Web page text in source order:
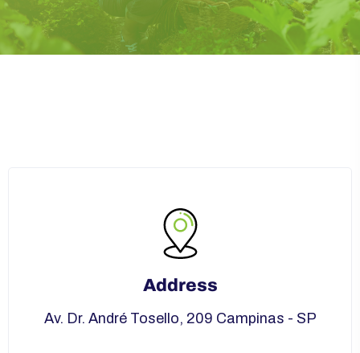
Address
Av. Dr. André Tosello, 209 Campinas - SP